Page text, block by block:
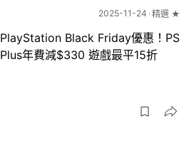
2025-11-24 精選 ★
PlayStation Black Friday優惠！PS
Plus年費減$330 遊戲最平15折